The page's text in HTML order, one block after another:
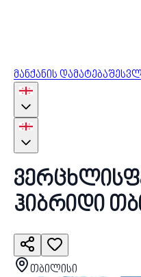
მანქანის დამატება
ჰიბრიდი
თბილისი